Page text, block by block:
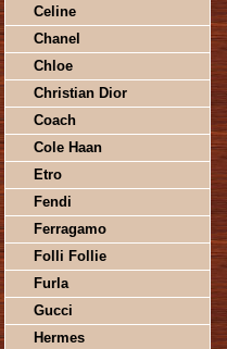
Celine
Chanel
Chloe
Christian Dior
Coach
Cole Haan
Etro
Fendi
Ferragamo
Folli Follie
Furla
Gucci
Hermes